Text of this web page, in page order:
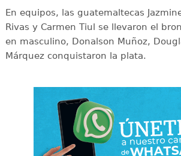
En equipos, las guatemaltecas
Rivas y Carmen Tiul se llevaron el
en masculino, Donalson Muñoz,
Márquez conquistaron la plata.